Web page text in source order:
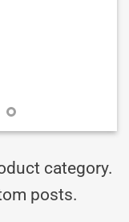
category.
posts.